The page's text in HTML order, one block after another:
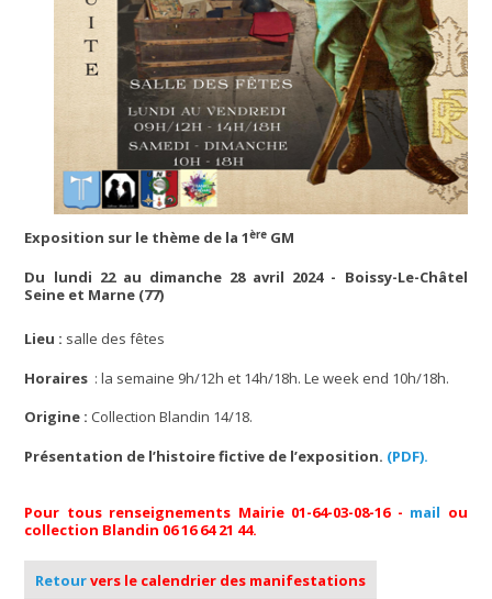
Exposition sur le thème de la 1ère GM
Du lundi 22 au dimanche 28 avril 2024 - Boissy-Le-Châtel
Seine et Marne (77)
Lieu : salle des fêtes
Horaires : la semaine 9h/12h et 14h/18h. Le week end 10h/18h.
Origine : Collection Blandin 14/18.
Présentation de l’histoire fictive de l’exposition. (PDF).
Pour tous renseignements Mairie 01-64-03-08-16 - mail ou
collection Blandin 06 16 64 21 44.
Retourvers le calendrier des manifestations